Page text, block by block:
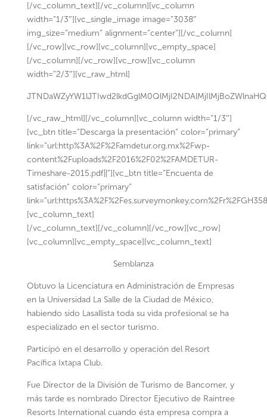
[/vc_column_text][/vc_column][vc_column
width=”1/3″][vc_single_image image=”3038″
img_size=”medium” alignment=”center”][/vc_column]
[/vc_row][vc_row][vc_column][vc_empty_space]
[/vc_column][/vc_row][vc_row][vc_column
width=”2/3″][vc_raw_html]
[/vc_raw_html][/vc_column][vc_column width=”1/3″]
[vc_btn title=”Descarga la presentación” color=”primary”
link=”url:http%3A%2F%2Famdetur.org.mx%2Fwp-
content%2Fuploads%2F2016%2F02%2FAMDETUR-
Timeshare-2015.pdf||”][vc_btn title=”Encuenta de
satisfación” color=”primary”
[vc_column_text]
[/vc_column_text][/vc_column][/vc_row][vc_row]
[vc_column][vc_empty_space][vc_column_text]
Semblanza
Obtuvo la Licenciatura en Administración de Empresas
en la Universidad La Salle de la Ciudad de México,
habiendo sido Lasallista toda su vida profesional se ha
especializado en el sector turismo.
Participó en el desarrollo y operación del Resort
Pacífica Ixtapa Club.
Fue Director de la División de Turismo de Bancomer, y
más tarde es nombrado Director Ejecutivo de Raintree
Resorts International cuando ésta empresa compra a